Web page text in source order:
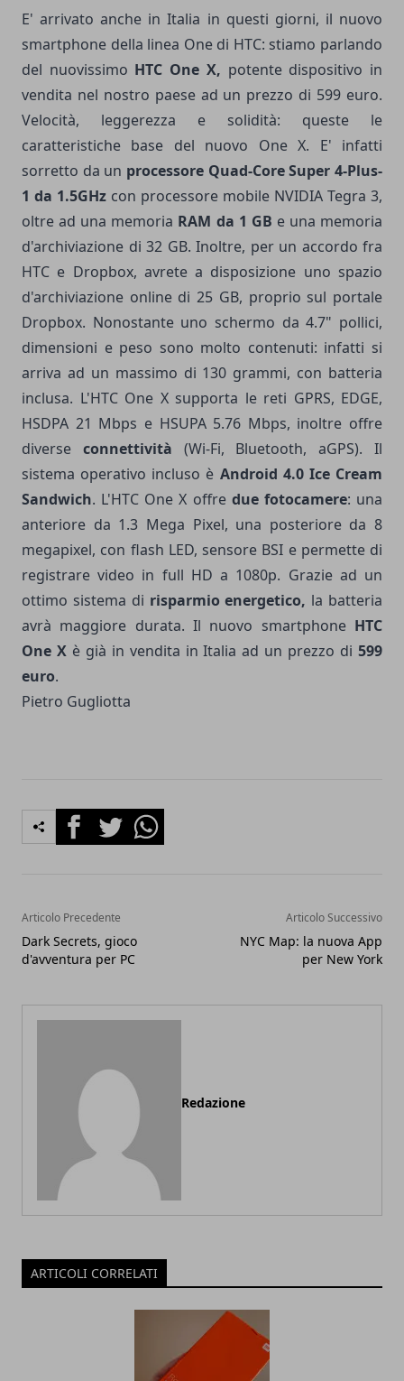
E' arrivato anche in Italia in questi giorni, il nuovo
smartphone della linea One di HTC: stiamo parlando
del nuovissimo HTC One X, potente dispositivo in
vendita nel nostro paese ad un prezzo di 599 euro.
Velocità, leggerezza e solidità: queste le
caratteristiche base del nuovo One X. E' infatti
sorretto da un processore Quad-Core Super 4-Plus-
1 da 1.5GHz con processore mobile NVIDIA Tegra 3,
oltre ad una memoria RAM da 1 GB e una memoria
d'archiviazione di 32 GB. Inoltre, per un accordo fra
HTC e Dropbox, avrete a disposizione uno spazio
d'archiviazione online di 25 GB, proprio sul portale
Dropbox. Nonostante uno schermo da 4.7" pollici,
dimensioni e peso sono molto contenuti: infatti si
arriva ad un massimo di 130 grammi, con batteria
inclusa. L'HTC One X supporta le reti GPRS, EDGE,
HSDPA 21 Mbps e HSUPA 5.76 Mbps, inoltre offre
diverse connettività (Wi-Fi, Bluetooth, aGPS). Il
sistema operativo incluso è Android 4.0 Ice Cream
Sandwich. L'HTC One X offre due fotocamere: una
anteriore da 1.3 Mega Pixel, una posteriore da 8
megapixel, con flash LED, sensore BSI e permette di
registrare video in full HD a 1080p. Grazie ad un
ottimo sistema di risparmio energetico, la batteria
avrà maggiore durata. Il nuovo smartphoneHTC
One Xè già in vendita in Italia ad un prezzo di599
euro.
Pietro Gugliotta
FacebookTwitterWhatsapp
Articolo Precedente
Dark Secrets, gioco
d'avventura per PC
Articolo Successivo
NYC Map: la nuova App
per New York
Redazione
ARTICOLI CORRELATI